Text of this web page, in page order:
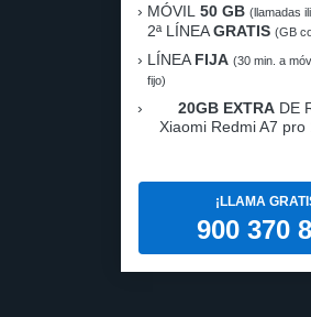
MÓVIL 50 GB (llamadas
2ª LÍNEAGRATIS (GB
LÍNEA FIJA (30 min. a
fijo)
20GB EXTRA DE
Xiaomi Redmi A7 pro
¡LLAMA
900 370